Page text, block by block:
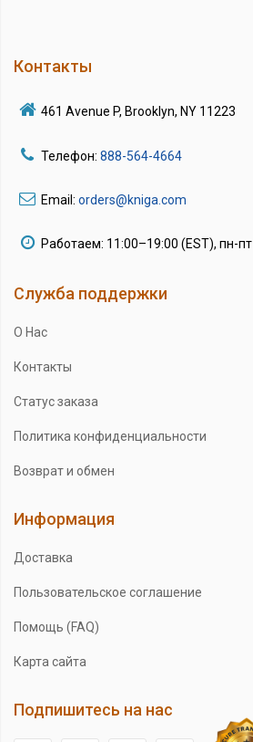
Контакты
461 Avenue P, Brooklyn, NY 11223
Телефон: 888-564-4664
Email: orders@kniga.com
Работаем: 11:00–19:00 (EST), пн-пт
Служба поддержки
О Нас
Контакты
Статус заказа
Политика конфиденциальности
Возврат и обмен
Информация
Доставка
Пользовательское соглашение
Помощь (FAQ)
Карта сайта
Подпишитесь на нас